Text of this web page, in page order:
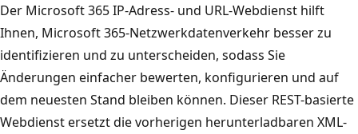
Der Microsoft 365 IP-Adress- und URL-Webdienst hilft
Ihnen, Microsoft 365-Netzwerkdatenverkehr besser zu
identifizieren und zu unterscheiden, sodass Sie
Änderungen einfacher bewerten, konfigurieren und auf
dem neuesten Stand bleiben können. Dieser REST-basierte
Webdienst ersetzt die vorherigen herunterladbaren XML-